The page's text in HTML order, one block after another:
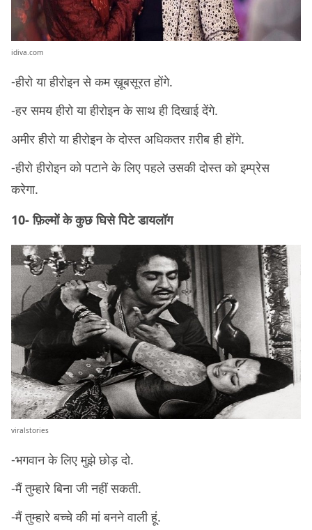
idiva.com
-हीरो या हीरोइन से कम ख़ूबसूरत होंगे.
-हर समय हीरो या हीरोइन के साथ ही दिखाई देंगे.
अमीर हीरो या हीरोइन के दोस्त अधिकतर ग़रीब ही होंगे.
-हीरो हीरोइन को पटाने के लिए पहले उसकी दोस्त को इम्प्रेस
करेगा.
10- फ़िल्मों के कुछ घिसे पिटे डायलॉग
viralstories
-भगवान के लिए मुझे छोड़ दो.
-मैं तुम्हारे बिना जी नहीं सकती.
-मैं तुम्हारे बच्चे की मां बनने वाली हूं.